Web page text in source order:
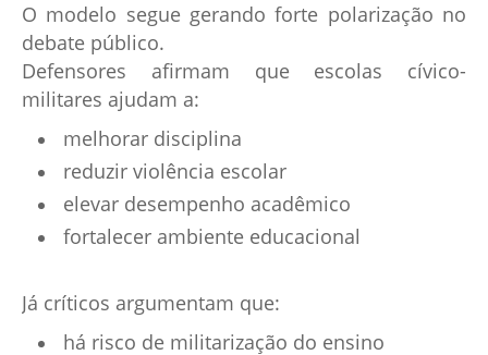
O modelo segue gerando forte polarização no
debate público.
Defensores afirmam que escolas cívico-
militares ajudam a:
melhorar disciplina
reduzir violência escolar
elevar desempenho acadêmico
fortalecer ambiente educacional
Já críticos argumentam que:
há risco de militarização do ensino